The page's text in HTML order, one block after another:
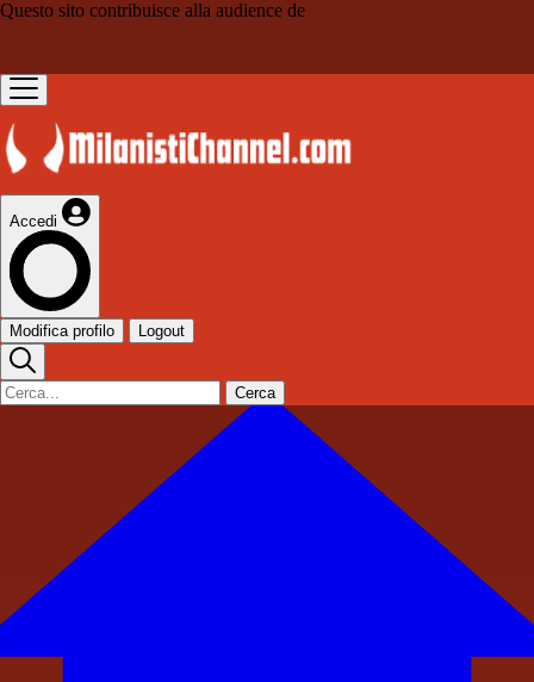
Questo sito contribuisce alla audience de
Accedi
Modifica profilo Logout
Cerca